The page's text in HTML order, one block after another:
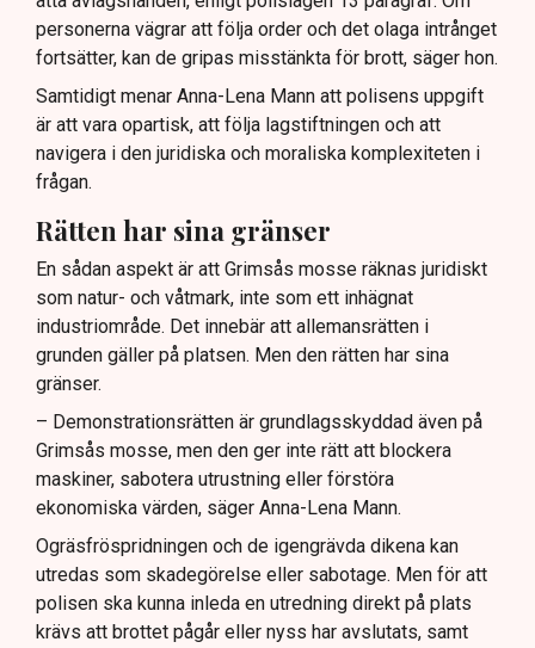
personerna vägrar att följa order och det olaga intrånget
fortsätter, kan de gripas misstänkta för brott, säger hon.
Samtidigt menar Anna-Lena Mann att polisens uppgift
är att vara opartisk, att följa lagstiftningen och att
navigera i den juridiska och moraliska komplexiteten i
frågan.
Rätten har sina gränser
En sådan aspekt är att Grimsås mosse räknas juridiskt
som natur- och våtmark, inte som ett inhägnat
industriområde. Det innebär att allemansrätten i
grunden gäller på platsen. Men den rätten har sina
gränser.
– Demonstrationsrätten är grundlagsskyddad även på
Grimsås mosse, men den ger inte rätt att blockera
maskiner, sabotera utrustning eller förstöra
ekonomiska värden, säger Anna-Lena Mann.
Ogräsfröspridningen och de igengrävda dikena kan
utredas som skadegörelse eller sabotage. Men för att
polisen ska kunna inleda en utredning direkt på plats
krävs att brottet pågår eller nyss har avslutats, samt